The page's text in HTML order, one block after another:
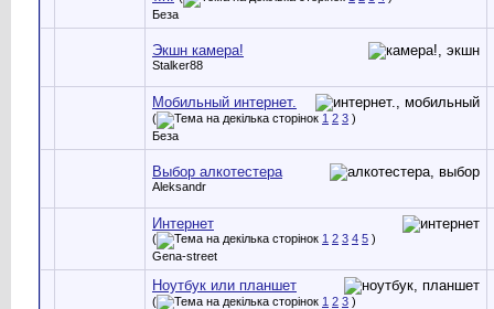
Беза
Экшн камера!
Stalker88
Мобильный интернет.
( 1 2 3 )
Беза
Выбор алкотестера
Aleksandr
Интернет
( 1 2 3 4 5 )
Gena-street
Ноутбук или планшет
( 1 2 3 )